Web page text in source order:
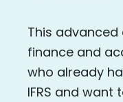
This
finance and
who already
IFRS and want